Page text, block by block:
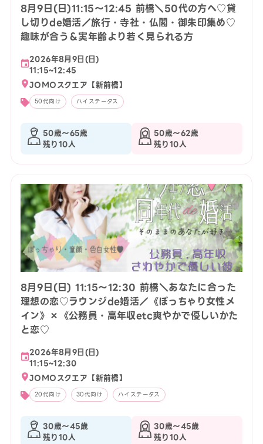
8月9日(日)11:15〜12:45 前橋＼50代の方へ♡貸
し切りde婚活／旅行・寺社・仏閣・御朱印集め♡
趣味が合う＆実年齢より若く見られる方
2026年8月9日(日)
11:15~12:45
JOMOスクエア【新前橋】
50代向け ハイステータス
50歳〜65歳
残り10人
50歳〜62歳
残り10人
8月9日(日) 11:15〜12:30 前橋＼あなたに合った
理想の恋♡ラウンジde婚活／《ぽっちゃり女性メ
イン》×《公務員・高年収etc爽やかで優しいかた
と恋♡
2026年8月9日(日)
11:15~12:30
JOMOスクエア【新前橋】
20代向け 30代向け ハイステータス
30歳〜45歳
残り10人
30歳〜45歳
残り10人